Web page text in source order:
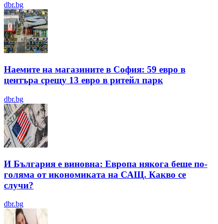
dbr.bg
Наемите на магазините в София: 59 евро в
центъра срещу 13 евро в ритейл парк
dbr.bg
И България е виновна: Европа някога беше по-
голяма от икономиката на САЩ. Какво се
случи?
dbr.bg